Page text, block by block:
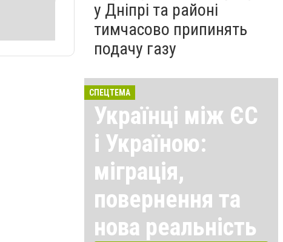
у Дніпрі та районі
тимчасово припинять
подачу газу
СПЕЦТЕМА
Українці між ЄС
і Україною:
міграція,
повернення та
нова реальність